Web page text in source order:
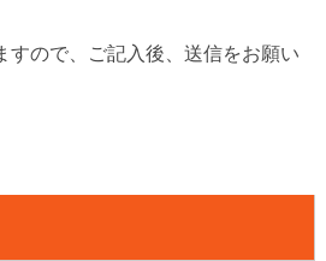
すので、ご記入後、送信をお願い